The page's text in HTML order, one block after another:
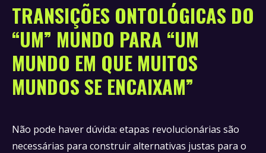
TRANSIÇÕES ONTOLÓGICAS DO
“UM” MUNDO PARA “UM
MUNDO EM QUE MUITOS
MUNDOS SE ENCAIXAM”
Não pode haver dúvida: etapas revolucionárias são
necessárias para construir alternativas justas para o